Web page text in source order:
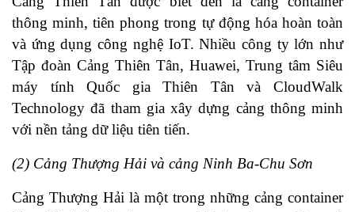
thông minh, tiên phong trong tự động hóa hoàn toàn
và ứng dụng công nghệ IoT. Nhiều công ty lớn như
Tập đoàn Cảng Thiên Tân, Huawei, Trung tâm Siêu
máy tính Quốc gia Thiên Tân và CloudWalk
Technology đã tham gia xây dựng cảng thông minh
với nền tảng dữ liệu tiên tiến.
(2) Cảng Thượng Hải và cảng Ninh Ba-Chu Sơn
Cảng Thượng Hải là một trong những cảng container